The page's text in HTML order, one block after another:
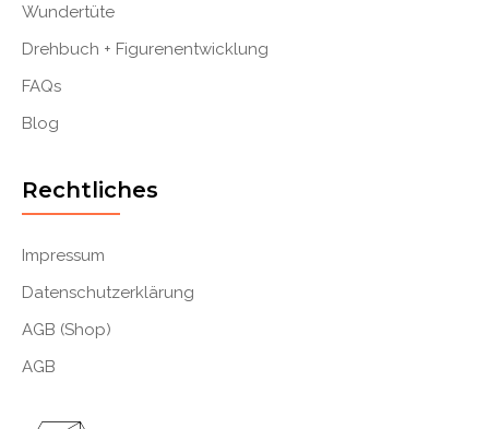
Wundertüte
Drehbuch + Figurenentwicklung
FAQs
Blog
Rechtliches
Impressum
Datenschutzerklärung
AGB (Shop)
AGB